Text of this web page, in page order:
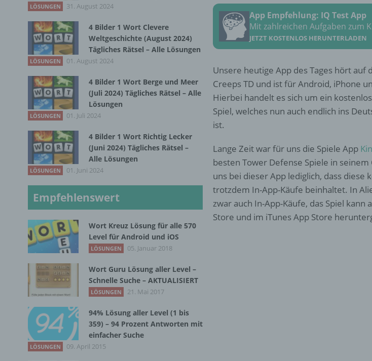
App Empfehlung: IQ Test App
Mit zahlreichen Aufgaben zum
JETZT KOSTENLOS HERUNTERLADEN
Unsere heutige App des Tages hört auf
Creeps TD und ist für Android, iPhone
Hierbei handelt es sich um ein
Spiel, welches nun auch endlich ins
ist.
Lange Zeit war für uns die Spiele App
besten Tower Defense Spiele in
uns bei dieser App lediglich, dass diese
trotzdem In-App-Käufe beinhaltet. In
zwar auch In-App-Käufe, das Spiel
Store und im iTunes App Store
LÖSUNGEN 31. August 2024
4 Bilder 1 Wort Clevere
Weltgeschichte (August 2024)
Tägliches Rätsel – Alle Lösungen
LÖSUNGEN 01. August 2024
4 Bilder 1 Wort Berge und Meer
(Juli 2024) Tägliches Rätsel – Alle
Lösungen
LÖSUNGEN 01. Juli 2024
4 Bilder 1 Wort Richtig Lecker
(Juni 2024) Tägliches Rätsel –
Alle Lösungen
LÖSUNGEN 01. Juni 2024
Empfehlenswert
Wort Kreuz Lösung für alle 570
Level für Android und iOS
LÖSUNGEN 05. Januar 2018
Wort Guru Lösung aller Level –
Schnelle Suche – AKTUALISIERT
LÖSUNGEN 21. Mai 2017
94% Lösung aller Level (1 bis
359) – 94 Prozent Antworten mit
einfacher Suche
LÖSUNGEN 09. April 2015